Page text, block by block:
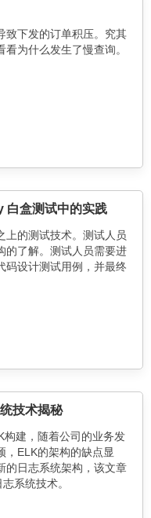
致下发的订单积压。究其
为什么发生了慢查询。
白盒测试中的实践
上的测试技术。测试人员
的了解。测试人员需要进
码设计测试用例，并最终
技术揭秘
建，随着公司的业务发
，ELK的架构的缺点显
的日志系统架构，该文章
系统技术。